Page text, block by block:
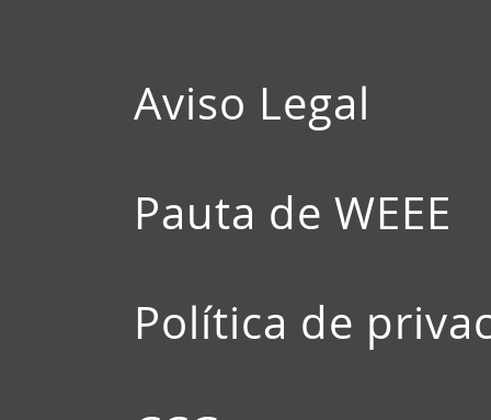
Aviso Legal
Pauta de WEEE
Política de